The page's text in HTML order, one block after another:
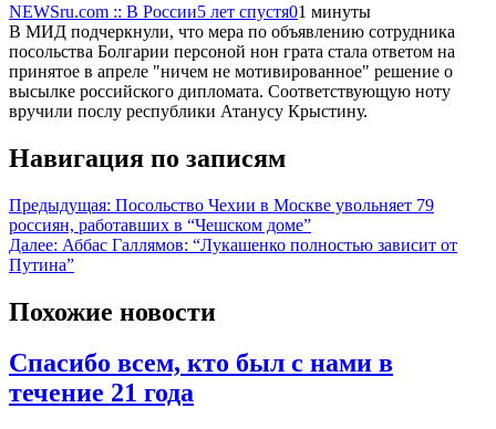
NEWSru.com :: В России5 лет спустя01 минуты
В МИД подчеркнули, что мера по объявлению сотрудника
посольства Болгарии персоной нон грата стала ответом на
принятое в апреле "ничем не мотивированное" решение о
высылке российского дипломата. Соответствующую ноту
вручили послу республики Атанусу Крыстину.
Навигация по записям
Предыдущая: Посольство Чехии в Москве увольняет 79
россиян, работавших в “Чешском доме”
Далее: Аббас Галлямов: “Лукашенко полностью зависит от
Путина”
Похожие новости
Спасибо всем, кто был с нами в
течение 21 года